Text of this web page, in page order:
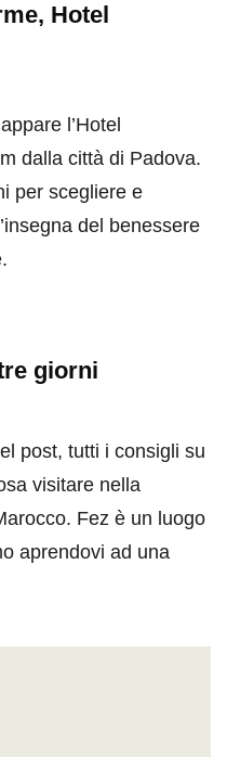
Hotel
l’Hotel
dalla città di Padova.
per scegliere e
del benessere
giorni
post, tutti i consigli su
visitare nella
Fez è un luogo
aprendovi ad una